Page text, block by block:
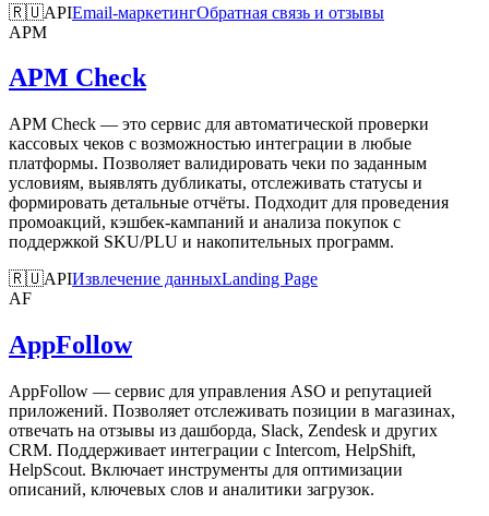
🇷🇺APIEmail-маркетингОбратная связь и отзывы
APM
APM Check
APM Check — это сервис для автоматической проверки
кассовых чеков с возможностью интеграции в любые
платформы. Позволяет валидировать чеки по заданным
условиям, выявлять дубликаты, отслеживать статусы и
формировать детальные отчёты. Подходит для проведения
промоакций, кэшбек-кампаний и анализа покупок с
поддержкой SKU/PLU и накопительных программ.
🇷🇺APIИзвлечение данныхLanding Page
AF
AppFollow
AppFollow — сервис для управления ASO и репутацией
приложений. Позволяет отслеживать позиции в магазинах,
отвечать на отзывы из дашборда, Slack, Zendesk и других
CRM. Поддерживает интеграции с Intercom, HelpShift,
HelpScout. Включает инструменты для оптимизации
описаний, ключевых слов и аналитики загрузок.